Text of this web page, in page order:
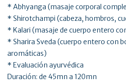
* Abhyanga (masaje corporal
* Shirotchampi (cabeza, hombros,
* Kalari (masaje de cuerpo entero
* Sharira Sveda (cuerpo entero con
aromáticas)
* Evaluación ayurvédica
Duración: de 45mn a 120mn